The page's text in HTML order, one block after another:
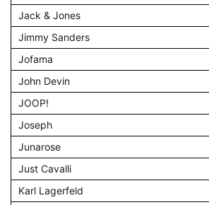
Jack & Jones
Jimmy Sanders
Jofama
John Devin
JOOP!
Joseph
Junarose
Just Cavalli
Karl Lagerfeld